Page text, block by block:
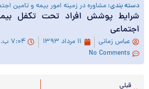
دسته بندی:مشاوره در زمینه امور بیمه و تامین
شرایط پوشش افراد تحت تکفل
اجتماعی
عباس زمانی ۱۱ مرداد ۱۳۹۳
۷:۰۴ ب.ظ
No Comments
قبلی